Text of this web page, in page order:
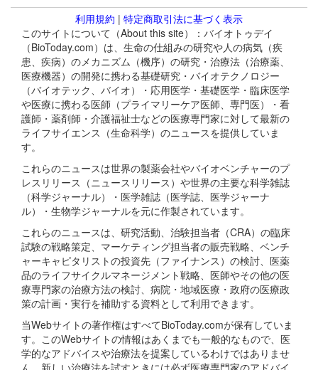
利用規約 | 特定商取引法に基づく表示
このサイトについて（About this site）：バイオトゥデイ
（BioToday.com）は、生命の仕組みの研究や人の病気（疾
患、疾病）のメカニズム（機序）の研究・治療法（治療薬、
医療機器）の開発に携わる基礎研究・バイオテクノロジー
（バイオテック、バイオ）・応用医学・基礎医学・臨床医学
や医療に携わる医師（プライマリーケア医師、専門医）・看
護師・薬剤師・介護福祉士などの医療専門家に対して最新の
ライフサイエンス（生命科学）のニュースを提供していま
す。
これらのニュースは世界の製薬会社やバイオベンチャーのプ
レスリリース（ニュースリリース）や世界の主要な科学雑誌
（科学ジャーナル）・医学雑誌（医学誌、医学ジャーナ
ル）・生物学ジャーナルを元に作製されています。
これらのニュースは、研究活動、治験担当者（CRA）の臨床
試験の戦略策定、マーケティング担当者の販売戦略、ベンチ
ャーキャピタリストの投資先（ファイナンス）の検討、医薬
品のライフサイクルマネージメント戦略、医師やその他の医
療専門家の治療方法の検討、病院・地域医療・政府の医療政
策の計画・実行を補助する資料として利用できます。
当Webサイトの著作権はすべてBioToday.comが保有していま
す。このWebサイトの情報はあくまでも一般的なもので、医
学的なアドバイスや治療法を提案しているわけではありませ